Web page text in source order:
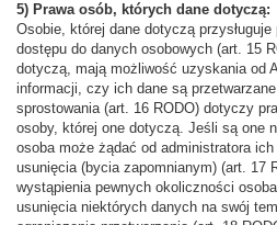
5) Prawa osób, których dane dotyczą:
Osobie, której dane dotyczą przysługuje
dostępu do danych osobowych (art. 15
dotyczą, mają możliwość uzyskania od
informacji, czy ich dane są
sprostowania (art. 16 RODO) dotyczy
osoby, której one dotyczą. Jeśli są one
osoba może żądać od administratora ich
usunięcia (bycia zapomnianym) (art. 17
wystąpienia pewnych okoliczności
usunięcia niektórych danych na swój